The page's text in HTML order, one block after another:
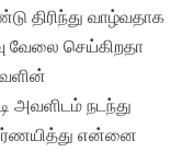
திரிந்து வாழ்வதாக
செய்கிறதா
அவளிடம் நடந்து
என்னை